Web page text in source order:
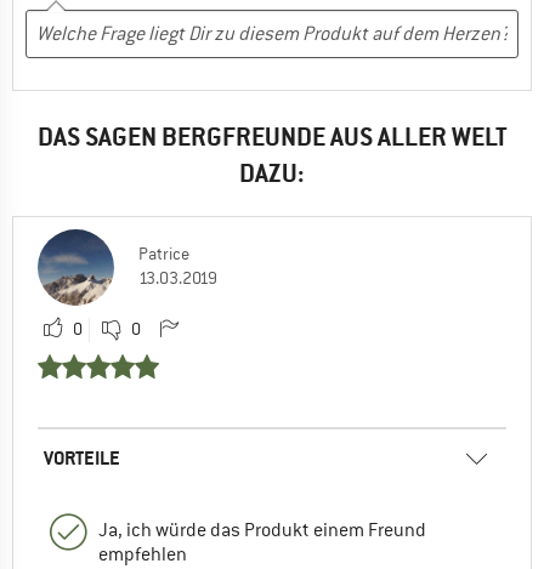
DAS SAGEN BERGFREUNDE AUS ALLER WELT
DAZU:
Patrice
13.03.2019
0 0
VORTEILE
Ja, ich würde das Produkt einem Freund
empfehlen